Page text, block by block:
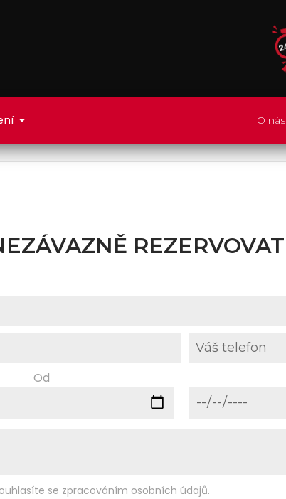
O nás
REZERVOVAT
Od
se zpracováním osobních údajů.